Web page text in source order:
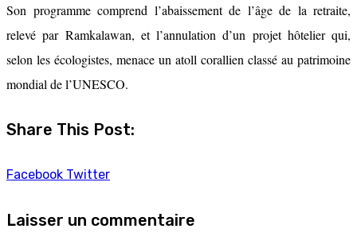
Son programme comprend l’abaissement de l’âge de la retraite,
relevé par Ramkalawan, et l’annulation d’un projet hôtelier qui,
selon les écologistes, menace un atoll corallien classé au patrimoine
mondial de l’UNESCO.
Share This Post:
Facebook Twitter
Laisser un commentaire